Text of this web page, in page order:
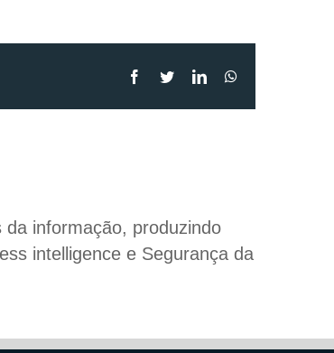
Facebook
TwitterLinkedIn
informação, produzindo
intelligence e Segurança da